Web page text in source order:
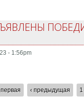
- 1:56pm
‹ предыдущая 1